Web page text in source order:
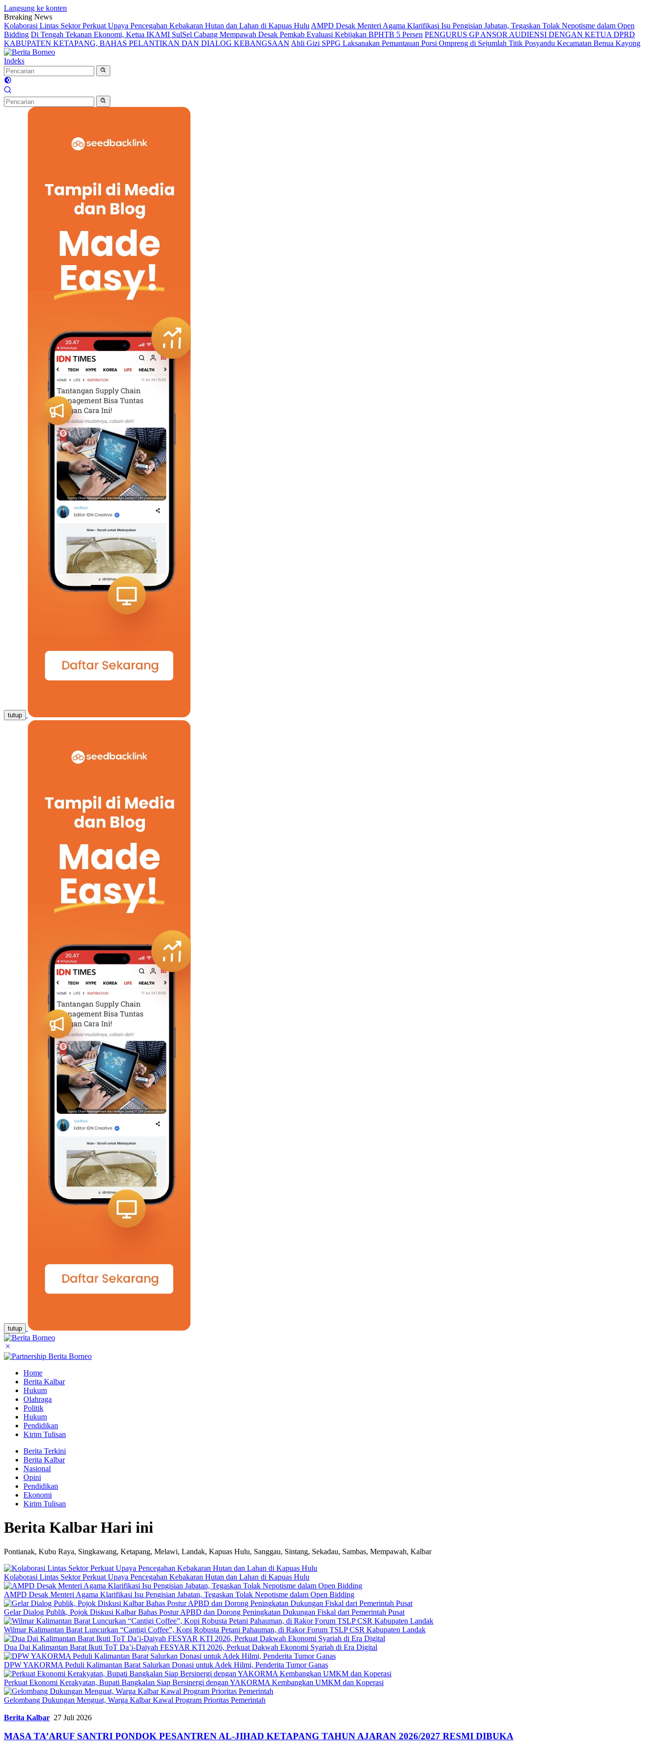
Langsung ke konten
Breaking News
Kolaborasi Lintas Sektor Perkuat Upaya Pencegahan Kebakaran Hutan dan Lahan di Kapuas Hulu AMPD Desak Menteri Agama Klarifikasi Isu Pengisian Jabatan, Tegaskan Tolak Nepotisme dalam Open
Bidding Di Tengah Tekanan Ekonomi, Ketua IKAMI SulSel Cabang Mempawah Desak Pemkab Evaluasi Kebijakan BPHTB 5 Persen PENGURUS GP ANSOR AUDIENSI DENGAN KETUA DPRD
KABUPATEN KETAPANG, BAHAS PELANTIKAN DAN DIALOG KEBANGSAAN Ahli Gizi SPPG Laksanakan Pemantauan Porsi Ompreng di Sejumlah Titik Posyandu Kecamatan Benua Kayong
Indeks
tutup
tutup
Home
Berita Kalbar
Hukum
Olahraga
Politik
Hukum
Pendidikan
Kirim Tulisan
Berita Terkini
Berita Kalbar
Nasional
Opini
Pendidikan
Ekonomi
Kirim Tulisan
Berita Kalbar Hari ini
Pontianak, Kubu Raya, Singkawang, Ketapang, Melawi, Landak, Kapuas Hulu, Sanggau, Sintang, Sekadau, Sambas, Mempawah, Kalbar
Kolaborasi Lintas Sektor Perkuat Upaya Pencegahan Kebakaran Hutan dan Lahan di Kapuas Hulu
AMPD Desak Menteri Agama Klarifikasi Isu Pengisian Jabatan, Tegaskan Tolak Nepotisme dalam Open Bidding
Gelar Dialog Publik, Pojok Diskusi Kalbar Bahas Postur APBD dan Dorong Peningkatan Dukungan Fiskal dari Pemerintah Pusat
Wilmar Kalimantan Barat Luncurkan “Cantigi Coffee”, Kopi Robusta Petani Pahauman, di Rakor Forum TSLP CSR Kabupaten Landak
Dua Dai Kalimantan Barat Ikuti ToT Da’i-Daiyah FESYAR KTI 2026, Perkuat Dakwah Ekonomi Syariah di Era Digital
DPW YAKORMA Peduli Kalimantan Barat Salurkan Donasi untuk Adek Hilmi, Penderita Tumor Ganas
Perkuat Ekonomi Kerakyatan, Bupati Bangkalan Siap Bersinergi dengan YAKORMA Kembangkan UMKM dan Koperasi
Gelombang Dukungan Menguat, Warga Kalbar Kawal Program Prioritas Pemerintah
Berita Kalbar 27 Juli 2026
MASA TA’ARUF SANTRI PONDOK PESANTREN AL-JIHAD KETAPANG TAHUN AJARAN 2026/2027 RESMI DIBUKA